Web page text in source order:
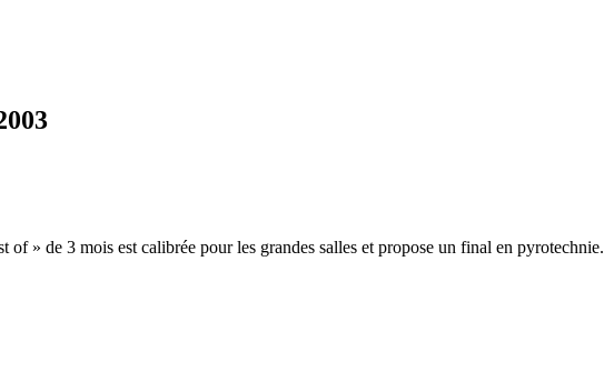
of » de 3 mois est calibrée pour les grandes salles et propose un final en pyrotechnie.